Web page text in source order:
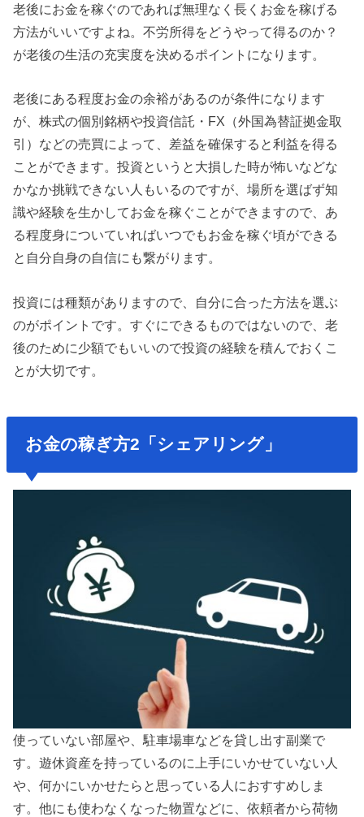
老後にお金を稼ぐのであれば無理なく長くお金を稼げる
方法がいいですよね。不労所得をどうやって得るのか？
が老後の生活の充実度を決めるポイントになります。
老後にある程度お金の余裕があるのが条件になります
が、株式の個別銘柄や投資信託・FX（外国為替証拠金取
引）などの売買によって、差益を確保すると利益を得る
ことができます。投資というと大損した時が怖いなどな
かなか挑戦できない人もいるのですが、場所を選ばず知
識や経験を生かしてお金を稼ぐことができますので、あ
る程度身についていればいつでもお金を稼ぐ頃ができる
と自分自身の自信にも繋がります。
投資には種類がありますので、自分に合った方法を選ぶ
のがポイントです。すぐにできるものではないので、老
後のために少額でもいいので投資の経験を積んでおくこ
とが大切です。
お金の稼ぎ方2「シェアリング」
使っていない部屋や、駐車場車などを貸し出す副業で
す。遊休資産を持っているのに上手にいかせていない人
や、何かにいかせたらと思っている人におすすめしま
す。他にも使わなくなった物置などに、依頼者から荷物